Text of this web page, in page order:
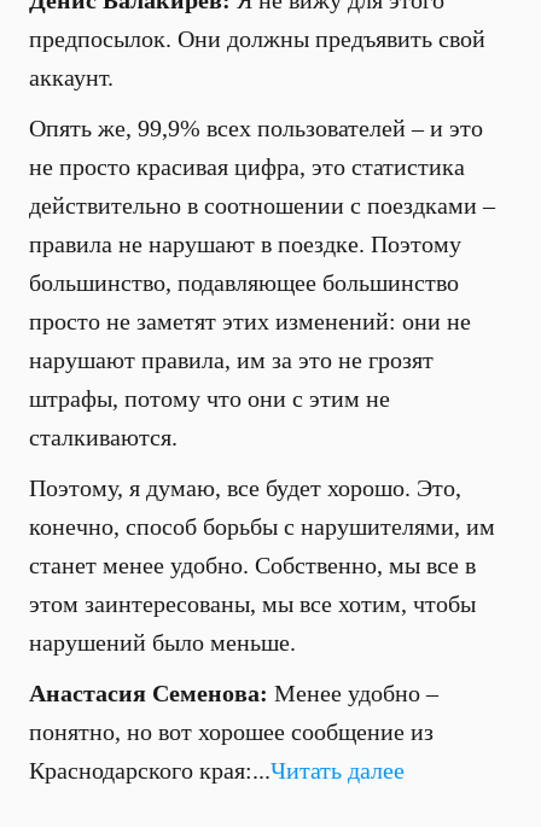
предпосылок. Они должны предъявить свой
аккаунт.
Опять же, 99,9% всех пользователей – и это
не просто красивая цифра, это статистика
действительно в соотношении с поездками –
правила не нарушают в поездке. Поэтому
большинство, подавляющее большинство
просто не заметят этих изменений: они не
нарушают правила, им за это не грозят
штрафы, потому что они с этим не
сталкиваются.
Поэтому, я думаю, все будет хорошо. Это,
конечно, способ борьбы с нарушителями, им
станет менее удобно. Собственно, мы все в
этом заинтересованы, мы все хотим, чтобы
нарушений было меньше.
Анастасия Семенова: Менее удобно –
понятно, но вот хорошее сообщение из
Краснодарского края:...Читать далее